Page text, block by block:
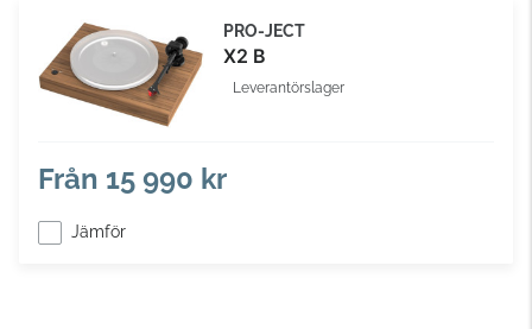
PRO-JECT
X2 B
Leverantörslager
Från 15 990 kr
Jämför